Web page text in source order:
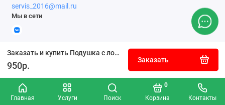
Главная Услуги Поиск Корзина
0
Контакты
Заказать и купить Подушка с логотипом UAZ
950р.
Заказать
servis_2016@mail.ru
Мы в сети